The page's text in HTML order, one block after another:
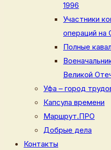
1996
Участники
операций на
Полные
Великой
Уфа – город
Капсула времени
Маршрут.ПРО
Добрые дела
Контакты